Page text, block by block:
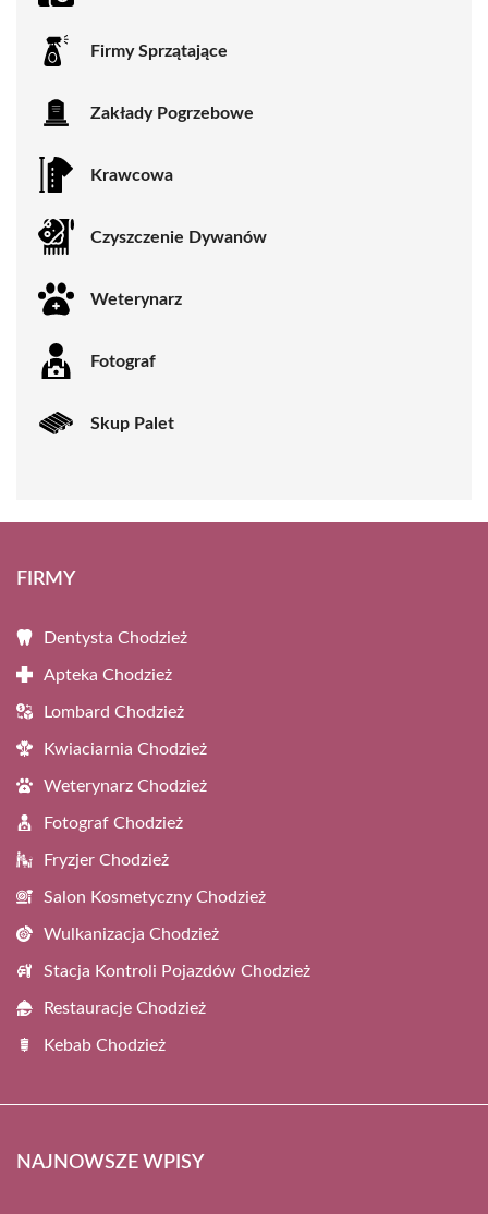
Firmy Sprzątające
Zakłady Pogrzebowe
Krawcowa
Czyszczenie Dywanów
Weterynarz
Fotograf
Skup Palet
FIRMY
Dentysta Chodzież
Apteka Chodzież
Lombard Chodzież
Kwiaciarnia Chodzież
Weterynarz Chodzież
Fotograf Chodzież
Fryzjer Chodzież
Salon Kosmetyczny Chodzież
Wulkanizacja Chodzież
Stacja Kontroli Pojazdów Chodzież
Restauracje Chodzież
Kebab Chodzież
NAJNOWSZE WPISY